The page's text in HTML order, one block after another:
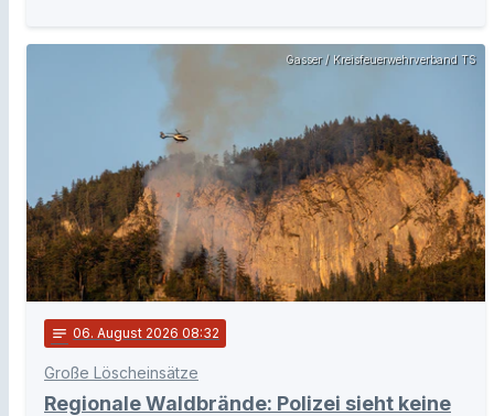
Gasser / Kreisfeuerwehrverband TS
notes 06. August 2026 08:32
Große Löscheinsätze
Regionale Waldbrände: Polizei sieht keine